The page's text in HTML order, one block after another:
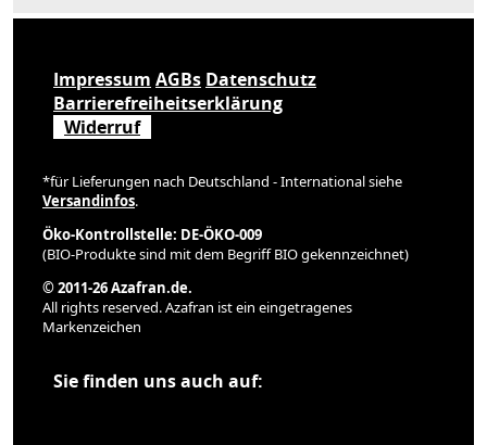
Impressum AGBs Datenschutz
Barrierefreiheitserklärung
Widerruf
*für Lieferungen nach Deutschland - International siehe
Versandinfos.
Öko-Kontrollstelle: DE-ÖKO-009
(BIO-Produkte sind mit dem Begriff BIO gekennzeichnet)
© 2011-26 Azafran.de.
All rights reserved. Azafran ist ein eingetragenes
Markenzeichen
Sie finden uns auch auf: